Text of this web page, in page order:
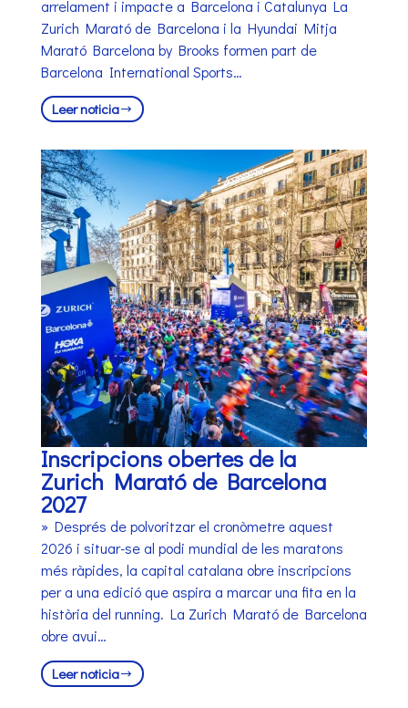
arrelament i impacte a Barcelona i Catalunya La
Zurich Marató de Barcelona i la Hyundai Mitja
Marató Barcelona by Brooks formen part de
Barcelona International Sports…
Leer noticia
Inscripcions obertes de la
Zurich Marató de Barcelona
2027
» Després de polvoritzar el cronòmetre aquest
2026 i situar-se al podi mundial de les maratons
més ràpides, la capital catalana obre inscripcions
per a una edició que aspira a marcar una fita en la
història del running. La Zurich Marató de Barcelona
obre avui…
Leer noticia